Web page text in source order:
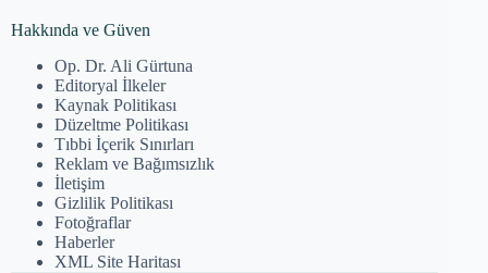
Hakkında ve Güven
Op. Dr. Ali Gürtuna
Editoryal İlkeler
Kaynak Politikası
Düzeltme Politikası
Tıbbi İçerik Sınırları
Reklam ve Bağımsızlık
İletişim
Gizlilik Politikası
Fotoğraflar
Haberler
XML Site Haritası